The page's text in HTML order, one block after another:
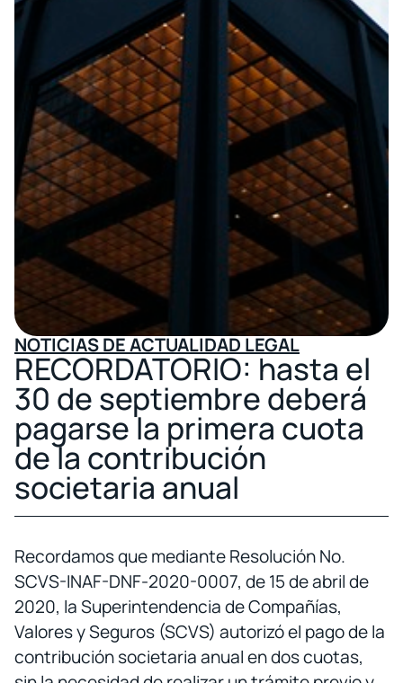
NOTICIAS DE ACTUALIDAD LEGAL
RECORDATORIO: hasta el
30 de septiembre deberá
pagarse la primera cuota
de la contribución
societaria anual
Recordamos que mediante Resolución No.
SCVS-INAF-DNF-2020-0007, de 15 de abril de
2020, la Superintendencia de Compañías,
Valores y Seguros (SCVS) autorizó el pago de la
contribución societaria anual en dos cuotas,